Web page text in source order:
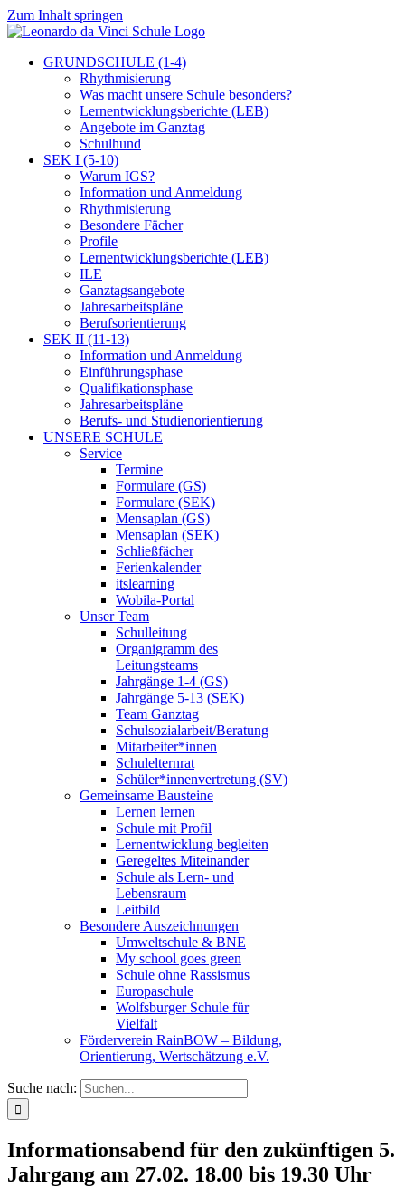
Zum Inhalt springen
GRUNDSCHULE (1-4)
Rhythmisierung
Was macht unsere Schule besonders?
Lernentwicklungsberichte (LEB)
Angebote im Ganztag
Schulhund
SEK I (5-10)
Warum IGS?
Information und Anmeldung
Rhythmisierung
Besondere Fächer
Profile
Lernentwicklungsberichte (LEB)
ILE
Ganztagsangebote
Jahresarbeitspläne
Berufsorientierung
SEK II (11-13)
Information und Anmeldung
Einführungsphase
Qualifikationsphase
Jahresarbeitspläne
Berufs- und Studienorientierung
UNSERE SCHULE
Service
Termine
Formulare (GS)
Formulare (SEK)
Mensaplan (GS)
Mensaplan (SEK)
Schließfächer
Ferienkalender
itslearning
Wobila-Portal
Unser Team
Schulleitung
Organigramm des
Leitungsteams
Jahrgänge 1-4 (GS)
Jahrgänge 5-13 (SEK)
Team Ganztag
Schulsozialarbeit/Beratung
Mitarbeiter*innen
Schulelternrat
Schüler*innenvertretung (SV)
Gemeinsame Bausteine
Lernen lernen
Schule mit Profil
Lernentwicklung begleiten
Geregeltes Miteinander
Schule als Lern- und
Lebensraum
Leitbild
Besondere Auszeichnungen
Umweltschule & BNE
My school goes green
Schule ohne Rassismus
Europaschule
Wolfsburger Schule für
Vielfalt
Förderverein RainBOW – Bildung,
Orientierung, Wertschätzung e.V.
Suche nach:
Informationsabend für den zukünftigen 5.
Jahrgang am 27.02. 18.00 bis 19.30 Uhr